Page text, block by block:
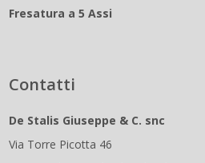
Fresatura a 5 Assi
Contatti
De Stalis Giuseppe & C. snc
Via Torre Picotta 46